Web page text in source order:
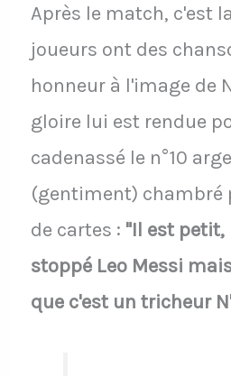
Après le match, c'est
joueurs ont des
honneur à l'image de
gloire lui est rendue
cadenassé le n°10
(gentiment) chambré
de cartes : "Il est
stoppé Leo Messi
que c'est un tricheur